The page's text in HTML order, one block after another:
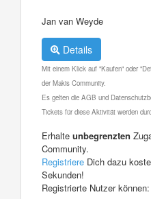
Jan van Weyde
Details
Mit einem Klick auf "Kaufen" oder
der Makis Community.
Es gelten die AGB und
Tickets für diese Aktivität werden
Erhalte unbegrenzten
Community.
Registriere Dich dazu
Sekunden!
Registrierte Nutzer können: